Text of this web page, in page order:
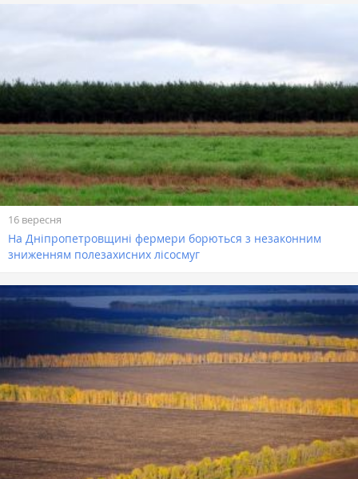
16 вересня
На Дніпропетровщині фермери борються з незаконним
зниженням полезахисних лісосмуг